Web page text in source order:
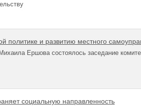
политике и развитию местного
Ершова состоялось заседание
социальную направленность